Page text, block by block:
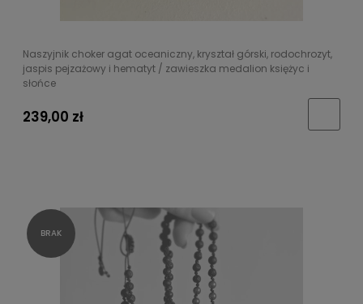
Naszyjnik choker agat oceaniczny, kryształ górski, rodochrozyt,
jaspis pejzażowy i hematyt / zawieszka medalion księżyc i
słońce
239,00 zł